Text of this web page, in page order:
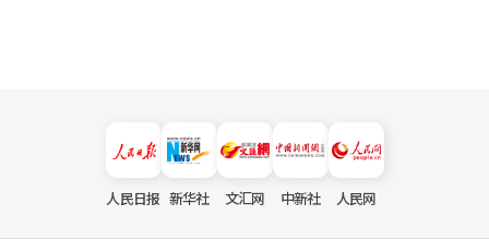
人民日报 新华社 文汇网 中新社 人民网